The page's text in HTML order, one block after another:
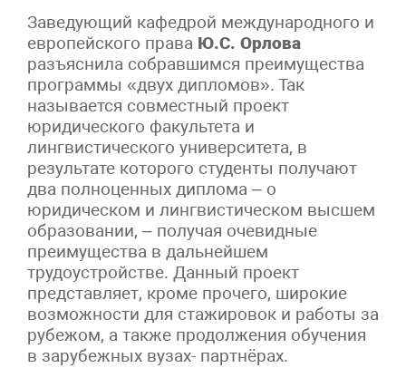
Заведующий кафедрой международного и
европейского права Ю.С. Орлова
разъяснила собравшимся преимущества
программы «двух дипломов». Так
называется совместный проект
юридического факультета и
лингвистического университета, в
результате которого студенты получают
два полноценных диплома – о
юридическом и лингвистическом высшем
образовании, – получая очевидные
преимущества в дальнейшем
трудоустройстве. Данный проект
представляет, кроме прочего, широкие
возможности для стажировок и работы за
рубежом, а также продолжения обучения
в зарубежных вузах- партнёрах.